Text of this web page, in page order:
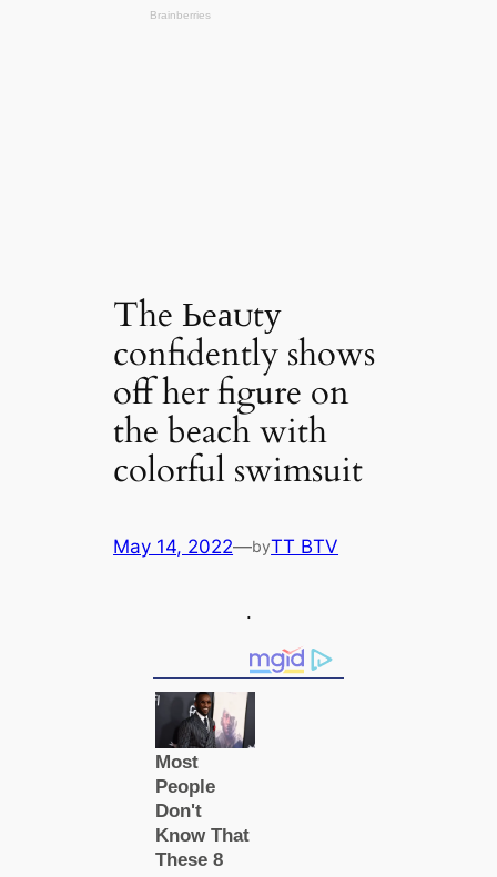
The Ьeаᴜtу
confidently shows
off her figure on
the beach with
colorful swimsuit
May 14, 2022—byTT BTV
.